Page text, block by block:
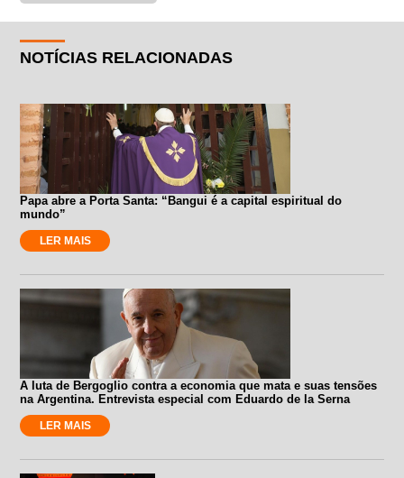
NOTÍCIAS RELACIONADAS
Papa abre a Porta Santa: “Bangui é a capital espiritual do
mundo”
LER MAIS
A luta de Bergoglio contra a economia que mata e suas tensões
na Argentina. Entrevista especial com Eduardo de la Serna
LER MAIS